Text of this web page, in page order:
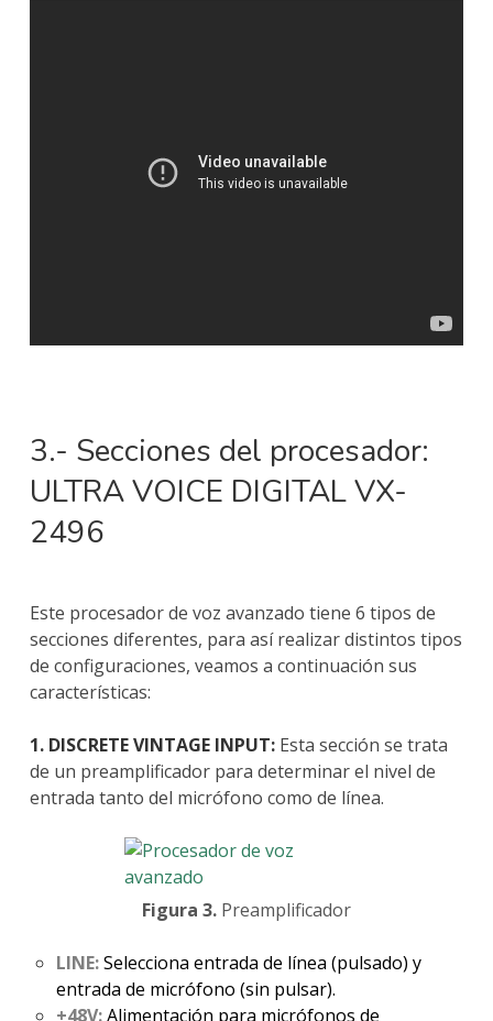
3.- Secciones del procesador:
ULTRA VOICE DIGITAL VX-
2496
Este procesador de voz avanzado tiene 6 tipos de
secciones diferentes, para así realizar distintos tipos
de configuraciones, veamos a continuación sus
características:
1. DISCRETE VINTAGE INPUT: Esta sección se trata
de un preamplificador para determinar el nivel de
entrada tanto del micrófono como de línea.
Figura 3. Preamplificador
LINE:Selecciona entrada de línea (pulsado) y
entrada de micrófono (sin pulsar).
+48V:Alimentación para micrófonos de